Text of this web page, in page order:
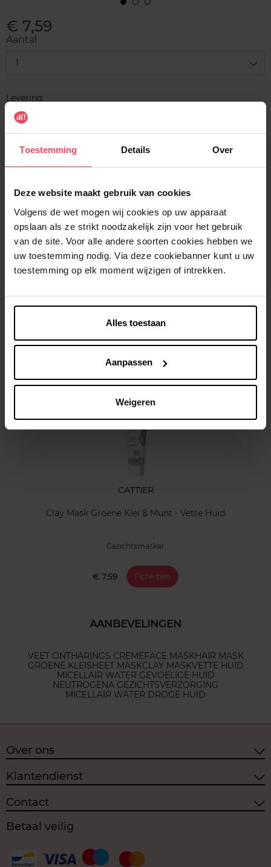
Toestemming Details Over
Deze website maakt gebruik van cookies
Volgens de wet mogen wij cookies op uw apparaat
opslaan als ze strikt noodzakelijk zijn voor het gebruik
van de site. Voor alle andere soorten cookies hebben we
uw toestemming nodig. Via deze cookiebanner kunt u uw
toestemming op elk moment wijzigen of intrekken.
Alles toestaan
Aanpassen
Weigeren
€ 7,59
Aantal
1
Levering
Voorradig
In winkelmandje
Gratis levering bij aankoop van min. 35€.
Gratis retour in je winkelpunt
Verzending binnen 24u
CATTIER
Clay Mask Groene Klei & Munt - Vette Huid
Gezichtsmasker
€ 7,59 Fiche zien
AANBEVELINGEN
VEET ONTHARINGS CREMEFACE MASKHAIR MASK
GROENE KLEISHEET MASKCLAY MASKVETTE HUID
MICELLAIR WATER GEVOELIGE HUID
NEUTROGENA GEZICHTSVERZORGING
MICELLAIR WATER DROGE HUID
Over ons
Klantendienst
Contact
Betaal veilig